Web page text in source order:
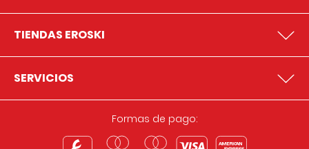
TIENDAS EROSKI
SERVICIOS
Formas de pago: